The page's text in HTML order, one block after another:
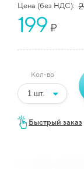
Цена (без НДС):
199 ₽
Кол-во
Быстрый заказ